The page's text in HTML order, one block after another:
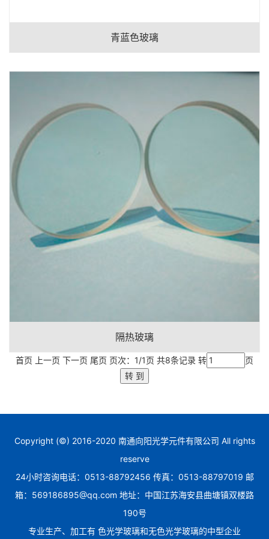
青蓝色玻璃
隔热玻璃
首页 上一页 下一页 尾页 页次：1/1页 共8条记录 转 页
Copyright (©) 2016-2020 南通向阳光学元件有限公司 All rights
reserve
24小时咨询电话：0513-88792456 传真：0513-88797019 邮
箱：569186895@qq.com 地址：中国江苏海安县曲塘镇双楼路
190号
专业生产、加工有 色光学玻璃和无色光学玻璃的中型企业